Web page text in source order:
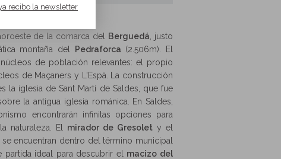
recibo la newsletter
de la comarca del Berguedá , justo
montaña del
Pedraforca (2.506m). El
de población relevantes: el propio
de Maçaners y L'Espà. La construcción
la iglesia de Sant Martí de Saldes, que fue
la antigua iglesia románica. En Saldes,
encontrarán infinitas opciones para
naturaleza. El mirador de Gresolet y el
se encuentran dentro del término municipal
ideal para descubrir el macizo del